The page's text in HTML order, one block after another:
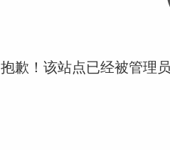
抱歉！该站点已经被管理